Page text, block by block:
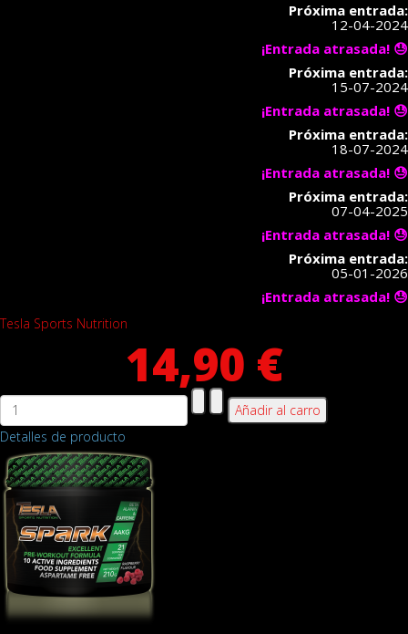
Próxima entrada:
12-04-2024
¡Entrada atrasada! 😓
Próxima entrada:
15-07-2024
¡Entrada atrasada! 😓
Próxima entrada:
18-07-2024
¡Entrada atrasada! 😓
Próxima entrada:
07-04-2025
¡Entrada atrasada! 😓
Próxima entrada:
05-01-2026
¡Entrada atrasada! 😓
Tesla Sports Nutrition
14,90 €
Detalles de producto